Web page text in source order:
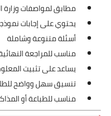
مطابق لمواصفات وزارة
يحتوي على إجابات
أسئلة متنوعة وشاملة
مناسب للمراجعة
يساعد على تثبيت
تنسيق سهل وواضح
مناسب للطباعة أو